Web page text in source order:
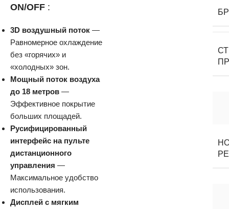
ON/OFF :
3D воздушный поток —
Равномерное охлаждение
без «горячих» и
«холодных» зон.
Мощный поток воздуха
до 18 метров —
Эффективное покрытие
больших площадей.
Русифицированный
интерфейс на пульте
дистанционного
управления —
Максимальное удобство
использования.
Дисплей с мягким